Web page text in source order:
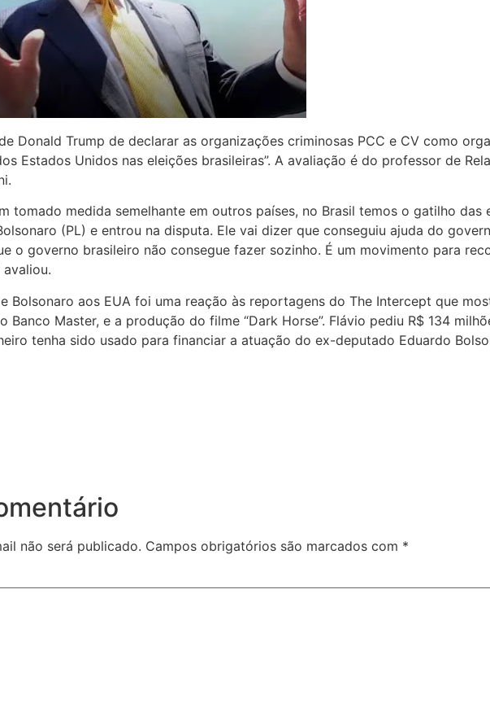
Donald Trump de declarar as organizações criminosas PCC e CV como
Estados Unidos nas eleições brasileiras”. A avaliação é do professor de
tomado medida semelhante em outros países, no Brasil temos o gatilho
(PL) e entrou na disputa. Ele vai dizer que conseguiu ajuda do
o governo brasileiro não consegue fazer sozinho. É um movimento para
avaliou.
Bolsonaro aos EUA foi uma reação às reportagens do The Intercept que
Banco Master, e a produção do filme “Dark Horse”. Flávio pediu R$ 134
tenha sido usado para financiar a atuação do ex-deputado Eduardo
não será publicado. Campos obrigatórios são marcados com *